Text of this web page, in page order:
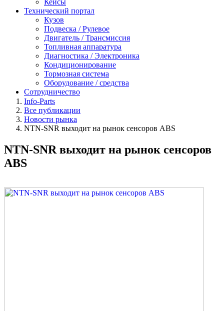
Кейсы
Технический портал
Кузов
Подвеска / Рулевое
Двигатель / Трансмиссия
Топливная аппаратура
Диагностика / Электроника
Кондиционирование
Тормозная система
Оборудование / средства
Сотрудничество
Info-Parts
Все публикации
Новости рынка
NTN-SNR выходит на рынок сенсоров ABS
NTN-SNR выходит на рынок сенсоров
ABS